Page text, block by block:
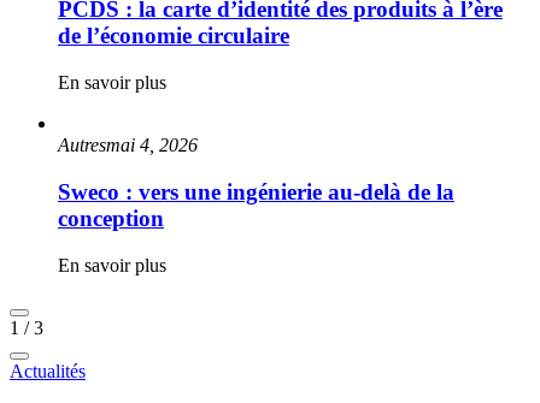
PCDS : la carte d’identité des produits à l’ère
de l’économie circulaire
En savoir plus
Autresmai 4, 2026
Sweco : vers une ingénierie au-delà de la
conception
En savoir plus
1 /3
Actualités